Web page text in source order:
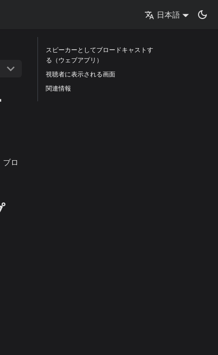
日本語
ロ
スピーカーとしてブロードキャストす
る（ウェブアプリ）
視聴者に表示される画面
関連情報